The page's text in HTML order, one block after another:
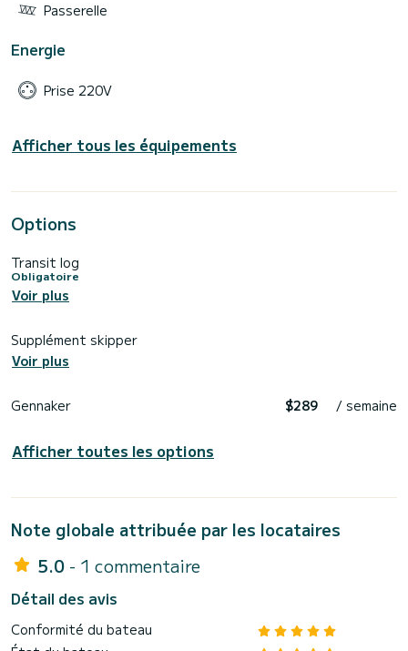
Passerelle
Energie
Prise 220V
Afficher tous les équipements
Options
Transit log
Obligatoire
Voir plus
Supplément skipper
Voir plus
Gennaker $289 / semaine
Afficher toutes les options
Note globale attribuée par les locataires
5.0 - 1 commentaire
Détail des avis
Conformité du bateau